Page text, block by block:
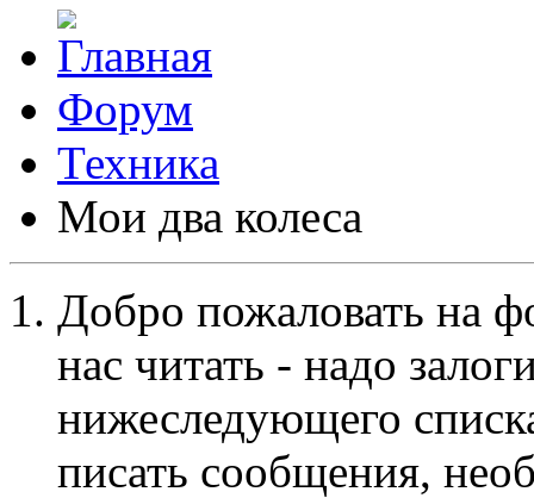
Форум
Техника
Мои два колеса
Добро пожаловать на
нас читать - надо
нижеследующего
писать сообщения,